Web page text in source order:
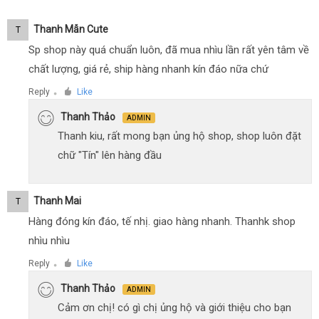
T Thanh Mẫn Cute
Sp shop này quá chuẩn luôn, đã mua nhìu lần rất yên tâm về
chất lượng, giá rẻ, ship hàng nhanh kín đáo nữa chứ
Reply ● Like
Thanh Thảo ADMIN
Thanh kiu, rất mong bạn ủng hộ shop, shop luôn đặt
chữ "Tín" lên hàng đầu
T Thanh Mai
Hàng đóng kín đáo, tế nhị. giao hàng nhanh. Thanhk shop
nhìu nhìu
Reply ● Like
Thanh Thảo ADMIN
Cảm ơn chị! có gì chị ủng hộ và giới thiệu cho bạn